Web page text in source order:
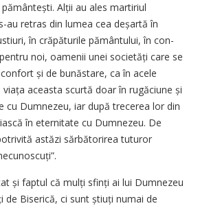
Alții au ales martiriul
au ­retras din lumea cea deșartă în
în crăpăturile pământului, în con­
noi, oamenii unei societăți care se
și de bunăstare, ca în acele
aceasta scurtă doar în rugăciune și
cu Dumnezeu, iar după trecerea lor din
în eternitate cu Dumnezeu. De
astăzi sărbătorirea tuturor
și faptul că mulți sfinți ai lui Dumnezeu
de Biserică, ci sunt știuți numai de